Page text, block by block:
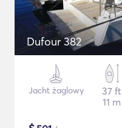
Dufour 382
Jacht żaglowy
37 ft
11 m